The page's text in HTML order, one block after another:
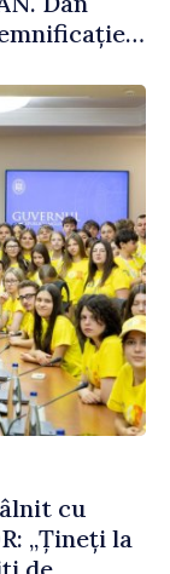
cu
„Țineți la